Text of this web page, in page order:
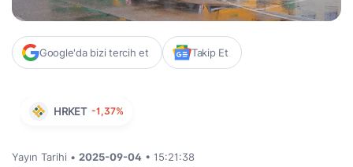
Google'da bizi tercih et Takip Et
HRKET -1,37%
Yayın Tarihi • 2025-09-04 • 15:21:38